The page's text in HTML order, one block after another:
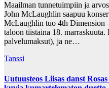
Maailman tunnetuimpiin ja
John McLaughlin saapuu
McLaughlin tuo 4th Dimension
taloon tiistaina 18.
palvelumaksut), ja ne…
Tanssi
Uutuusteos Liisas danst